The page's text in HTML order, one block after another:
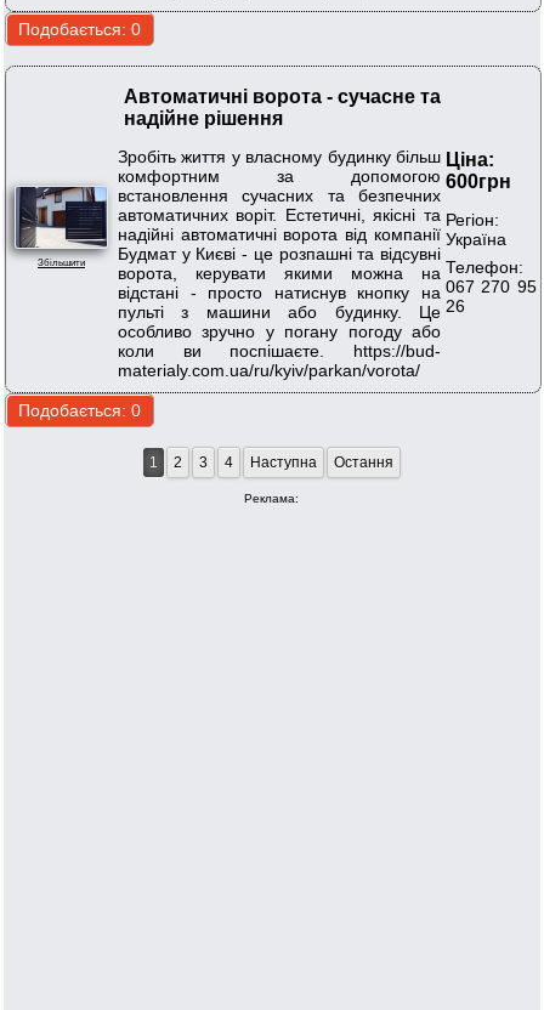
Збільшити
Автоматичні ворота - сучасне та
надійне рішення
Зробіть життя у власному будинку більш
комфортним за допомогою
встановлення сучасних та безпечних
автоматичних воріт. Естетичні, якісні та
надійні автоматичні ворота від компанії
Будмат у Києві - це розпашні та відсувні
ворота, керувати якими можна на
відстані - просто натиснув кнопку на
пульті з машини або будинку. Це
особливо зручно у погану погоду або
коли ви поспішаєте. https://bud-
materialy.com.ua/ru/kyiv/parkan/vorota/
Ціна:
600грн
Регіон:
Україна
Телефон:
067 270 95
26
1 2 3 4 Наступна Остання
Реклама: